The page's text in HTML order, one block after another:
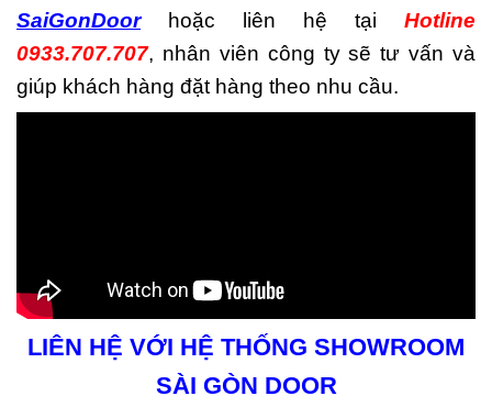
SaiGonDoorhoặc liên hệ tại Hotline
0933.707.707, nhân viên công ty sẽ tư vấn và
giúp khách hàng đặt hàng theo nhu cầu.
LIÊN HỆ VỚI HỆ THỐNG SHOWROOM
SÀI GÒN DOOR